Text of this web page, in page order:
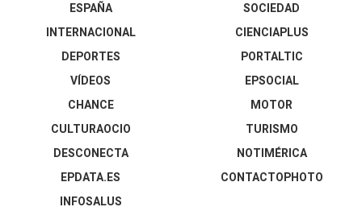
ESPAÑA
INTERNACIONAL
DEPORTES
VÍDEOS
SOCIEDAD
CIENCIAPLUS
PORTALTIC
EPSOCIAL
CHANCE
CULTURAOCIO
DESCONECTA
EPDATA.ES
INFOSALUS
MOTOR
TURISMO
NOTIMÉRICA
CONTACTOPHOTO